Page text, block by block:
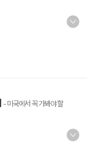
- 미국에서 꼭 가봐야 할